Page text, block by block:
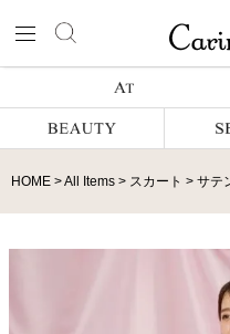
HOME All Items スカート サテ